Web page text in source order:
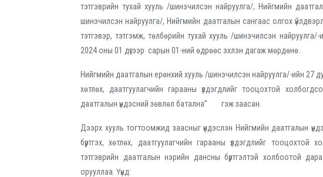
тэтгэврийн тухай хууль /шинэчилсэн найруулга/, Нийгмийн
шинэчилсэн найруулга/, Нийгмийн даатгалын сангаас олгох
тэтгэвэр, тэтгэмж, төлбөрийн тухай хууль /шинэчилсэн
2024 оны 01 дүгээр сарын 01-ний өдрөөс эхлэн дагаж мөрдөнө.
Нийгмийн даатгалын ерөнхий хууль /шинэчилсэн найруулга/-ийн 27
хөтлөх, даатгуулагчийн гарааны үлдэгдлийг тооцохтой
даатгалын үндэсний зөвлөл батална”
гэж заасан.
Дээрх хууль тогтоомжид заасныг үндэслэн Нийгмийн даатгалын
бүртгэх, хөтлөх, даатгуулагчийн гарааны үлдэгдлийг тооцохтой
тэтгэврийн даатгалын нэрийн дансны бүртгэлтэй холбоотой
орууллаа. Үүнд: